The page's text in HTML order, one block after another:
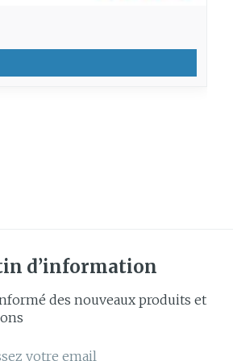
d’information
des nouveaux produits et